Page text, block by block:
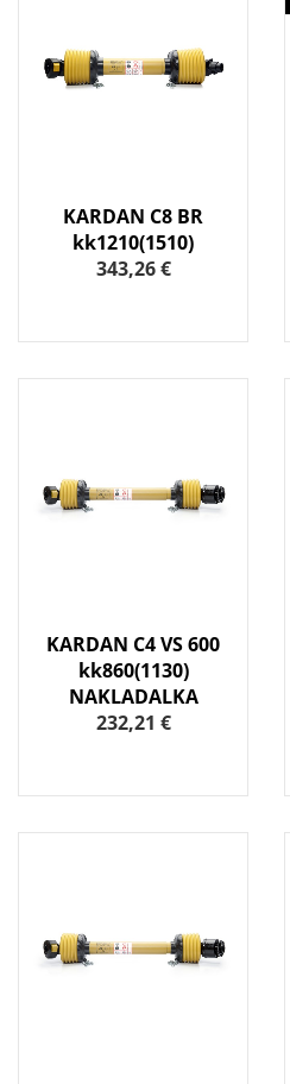
KARDAN C8 BR
kk1210(1510)
343,26 €
KARDAN C4 VS 600
kk860(1130)
NAKLADALKA
232,21 €